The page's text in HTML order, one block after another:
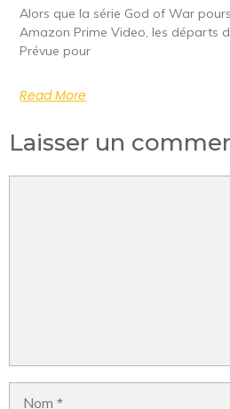
Alors que la série God of War
Amazon Prime Video, les départs
Prévue pour
Read More
Laisser un